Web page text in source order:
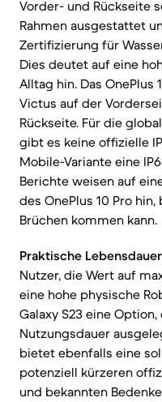
Vorder- und Rückseite
Rahmen ausgestattet
Zertifizierung für
Dies deutet auf eine
Alltag hin. Das OnePlus
Victus auf der
Rückseite. Für die
gibt es keine offizielle
Mobile-Variante eine
Berichte weisen auf
des OnePlus 10 Pro
Brüchen kommen kann.
Praktische
Nutzer, die Wert auf
eine hohe physische
Galaxy S23 eine
Nutzungsdauer
bietet ebenfalls eine
potenziell kürzeren
und bekannten